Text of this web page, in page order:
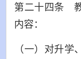
第二十四条
内容：
（一）对升